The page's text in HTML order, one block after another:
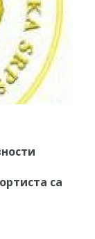
са